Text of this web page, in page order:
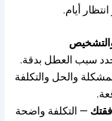
أيام.
سبب العطل بدقة.
والحل والتكلفة
— التكلفة واضحة